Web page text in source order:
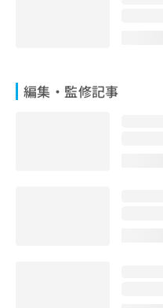
編集・監修記事